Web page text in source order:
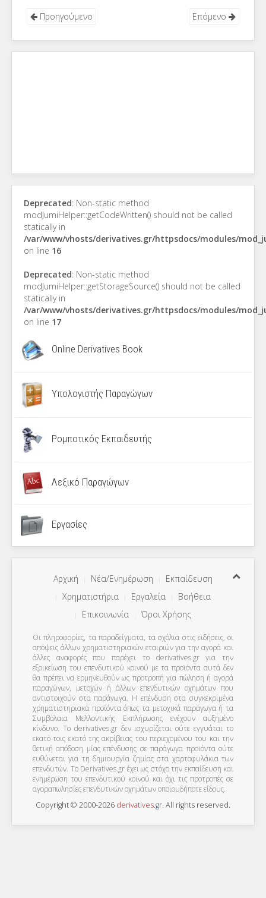
Προηγούμενο Επόμενο
Deprecated: Non-static method
modJumiHelper::getCodeWritten() should not be called
statically in
/var/www/vhosts/derivatives.gr/httpsdocs/modules/
on line 16
Deprecated: Non-static method
modJumiHelper::getStorageSource() should not be called
statically in
/var/www/vhosts/derivatives.gr/httpsdocs/modules/
on line 17
Online Derivatives Book
Υπολογιστής Παραγώγων
Ρομποτικός Εκπαιδευτής
Λεξικό Παραγώγων
Εργασίες
Αρχική Νέα/Ενημέρωση
Εκπαίδευση
Χρηματιστήρια
Εργαλεία
Βοήθεια
Επικοινωνία
Όροι Χρήσης
Οι πληροφορίες, τα παραδείγματα, τα σχόλια στις ειδήσεις, οι
απόψεις άλλων χρηματιστηριακών εταιριών για την αγορά και
άλλες αναφορές που παρέχει το derivatives.gr για την
εξοικείωση του επενδυτικού κοινού με τα προϊόντα αυτά δεν
θα πρέπει να ερμηνευθούν ως προτροπή για πώληση ή αγορά
παραγώγων, μετοχών ή άλλων επενδυτικών οχημάτων που
αντιστοιχούν στα παράγωγα. Η επένδυση στα συγκεκριμένα
χρηματιστηριακά προϊόντα όπως τα μετοχικά παράγωγα ή τα
Συμβόλαια Μελλοντικής Εκπλήρωσης ενέχουν αυξημένο
κίνδυνο. Το derivatives.gr δεν ισχυρίζεται ούτε εγγυάται το
εκατό τοις εκατό της ακρίβειας του περιεχομένου του και την
θετική απόδοση μίας επένδυσης σε παράγωγα προϊόντα ούτε
ευθύνεται για τη δημιουργία ζημίας στα χαρτοφυλάκια των
επενδυτών. To Derivatives.gr έχει ως στόχο την εκπαίδευση και
ενημέρωση του επενδυτικού κοινού και όχι τις προτροπές σε
αγοραπωλησίες επενδυτικών οχημάτων οποιουδήποτε είδους.
Copyright © 2000-2026 derivatives.gr. All rights reserved.